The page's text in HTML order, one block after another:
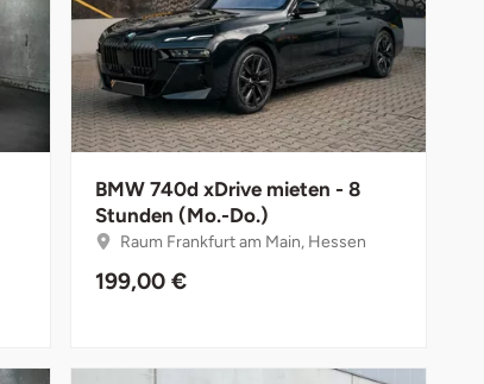
BMW 740d xDrive mieten - 8
Stunden (Mo.-Do.)
Raum Frankfurt am Main, Hessen
199,00 €